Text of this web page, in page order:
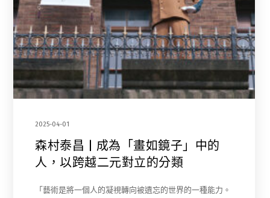
2025-04-01
森村泰昌 | 成為「畫如鏡子」中的
人，以跨越二元對立的分類
「藝術是將一個人的凝視轉向被遺忘的世界的一種能力。